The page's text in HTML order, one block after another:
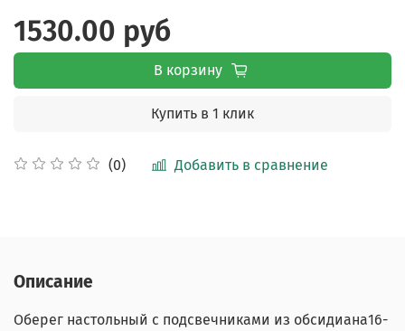
(0) Добавить в сравнение
1530.00 руб
В корзину
Купить в 1 клик
Описание
Оберег настольный с подсвечниками из обсидиана16-